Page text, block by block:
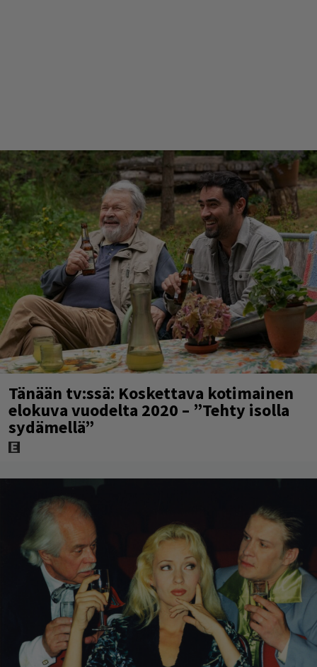
Tänään tv:ssä: Koskettava kotimainen
elokuva vuodelta 2020 – ”Tehty isolla
sydämellä”